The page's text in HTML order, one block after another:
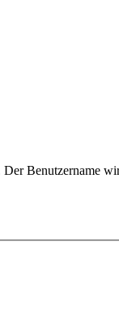
Benutzername